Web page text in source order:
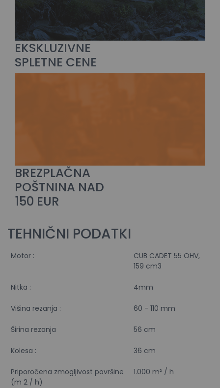
EKSKLUZIVNE
SPLETNE CENE
BREZPLAČNA
POŠTNINA NAD
150 EUR
TEHNIČNI PODATKI
Motor :
CUB CADET 55 OHV,
159 cm3
Nitka : 4mm
Višina rezanja : 60 - 110 mm
Širina rezanja 56 cm
Kolesa : 36 cm
Priporočena zmogljivost površine
(m 2 / h)
1.000 m² / h